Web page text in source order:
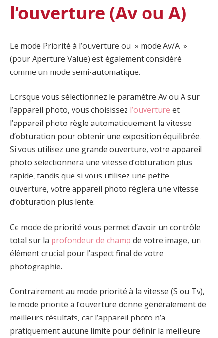
l’ouverture (Av ou A)
Le mode Priorité à l’ouverture ou » mode Av/A »
(pour Aperture Value) est également considéré
comme un mode semi-automatique.
Lorsque vous sélectionnez le paramètre Av ou A sur
l’appareil photo, vous choisissez l’ouverture et
l’appareil photo règle automatiquement la vitesse
d’obturation pour obtenir une exposition équilibrée.
Si vous utilisez une grande ouverture, votre appareil
photo sélectionnera une vitesse d’obturation plus
rapide, tandis que si vous utilisez une petite
ouverture, votre appareil photo réglera une vitesse
d’obturation plus lente.
Ce mode de priorité vous permet d’avoir un contrôle
total sur la profondeur de champ de votre image, un
élément crucial pour l’aspect final de votre
photographie.
Contrairement au mode priorité à la vitesse (S ou Tv),
le mode priorité à l’ouverture donne généralement de
meilleurs résultats, car l’appareil photo n’a
pratiquement aucune limite pour définir la meilleure